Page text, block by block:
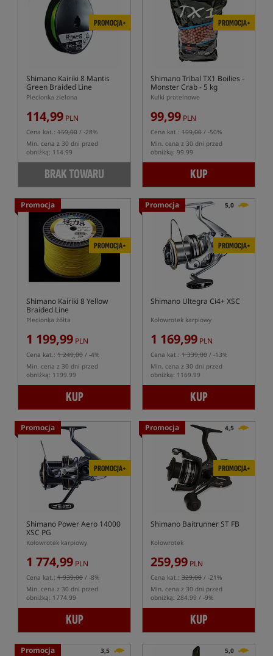
PROMOCJA+
Shimano Kairiki 8 Mantis
Green Braided Line
Plecionka zielona
114,99 PLN
Cena kat.: 159,00 / -28%
Min. cena z 30 dni przed
obniżką: 114.99
BRAK TOWARU
PROMOCJA+
Shimano Tribal TX1 Boilies -
Monster Crab - 5 kg
Kulki proteinowe
99,99 PLN
Cena kat.: 199,00 / -50%
Min. cena z 30 dni przed
obniżką: 99.99
KUP
Promocja
PROMOCJA+
Shimano Kairiki 8 Yellow
Braided Line
Plecionka żółta
1 199,99 PLN
Cena kat.: 1 249,00 / -4%
Min. cena z 30 dni przed
obniżką: 1199.99
KUP
Promocja 5,0
PROMOCJA+
Shimano Ultegra Ci4+ XSC
Kołowrotek karpiowy
1 169,99 PLN
Cena kat.: 1 339,00 / -13%
Min. cena z 30 dni przed
obniżką: 1169.99
KUP
Promocja
PROMOCJA+
Shimano Power Aero 14000
XSC PG
Kołowrotek karpiowy
1 774,99 PLN
Cena kat.: 1 939,00 / -8%
Min. cena z 30 dni przed
obniżką: 1774.99
KUP
Promocja 4,5
PROMOCJA+
Shimano Baitrunner ST FB
Kołowrotek
259,99 PLN
Cena kat.: 329,00 / -21%
Min. cena z 30 dni przed
obniżką: 284.99 / -9%
KUP
Promocja 3,5 5,0